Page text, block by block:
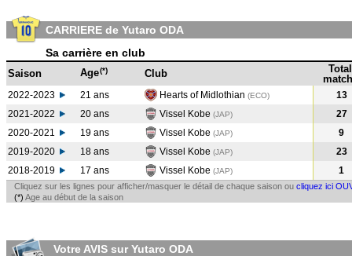
CARRIERE de Yutaro ODA
Sa carrière en club
Saison Age(*) Club
Total
2022-2023 21 ans Hearts of Midlothian (ECO)
13
2021-2022
20 ans Vissel Kobe (JAP)
27
2020-2021
19 ans Vissel Kobe (JAP)
9
2019-2020
18 ans Vissel Kobe (JAP)
23
2018-2019
17 ans Vissel Kobe (JAP) 1
Cliquez sur les lignes pour afficher/masquer le détail de chaque saison ou cliquez ici
(*) Age au début de la saison
Votre AVIS sur Yutaro ODA